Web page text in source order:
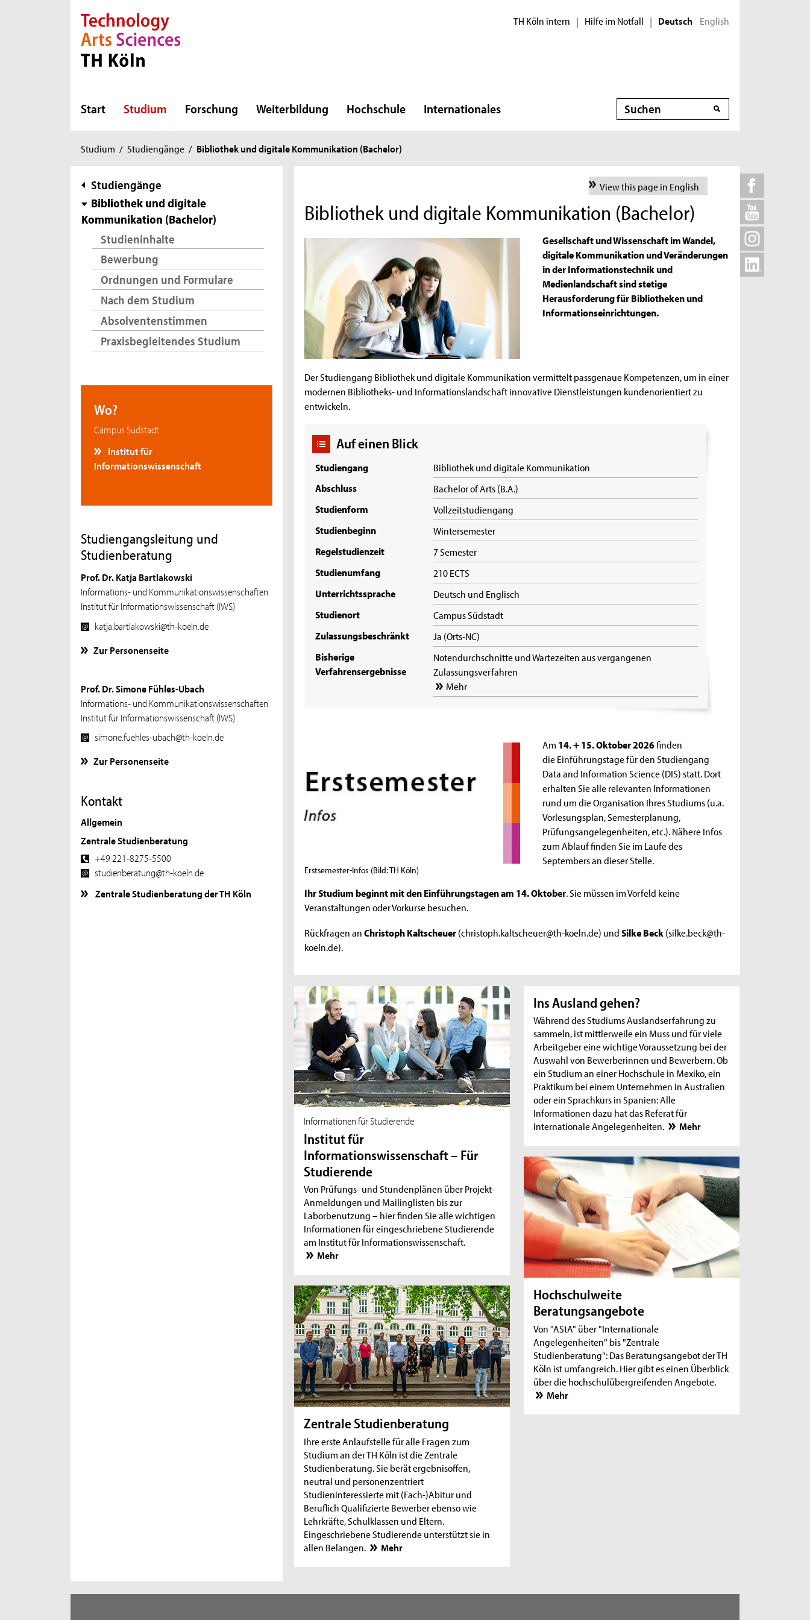
Direkt zur Hauptnavigation
Direkt zur Subnavigation
Direkt zum Inhalt
Direkt zum Fußbereich TH Köln intern | Hilfe im Notfall | Deutsch English
Start Studium Forschung Weiterbildung Hochschule Internationales Suche
Sie
hier:
Studium / Studiengänge / Bibliothek und digitale Kommunikation (Bachelor)
Subnavigation
Studiengänge
Bibliothek und digitale
Kommunikation (Bachelor)
Studieninhalte
Bewerbung
Ordnungen und Formulare
Nach dem Studium
Absolventenstimmen
Praxisbegleitendes Studium
Wo?
Campus Südstadt
Institut für
Informationswissenschaft
Studiengangsleitung und
Studienberatung
Prof. Dr. Katja Bartlakowski
Informations- und Kommunikationswissenschaften
Institut für Informationswissenschaft (IWS)
katja.bartlakowski@th-koeln.de
Zur Personenseite
Prof. Dr. Simone Fühles-Ubach
Informations- und Kommunikationswissenschaften
Institut für Informationswissenschaft (IWS)
simone.fuehles-ubach@th-koeln.de
Zur Personenseite
Kontakt
Allgemein
Zentrale Studienberatung
+49 221-8275-5500
studienberatung@th-koeln.de
Zentrale Studienberatung der TH Köln
View this page in English
Bibliothek und digitale Kommunikation (Bachelor)
Gesellschaft und Wissenschaft im Wandel,
digitale Kommunikation und Veränderungen
in der Informationstechnik und
Medienlandschaft sind stetige
Herausforderung für Bibliotheken und
Informationseinrichtungen.
Der Studiengang Bibliothek und digitale Kommunikation vermittelt passgenaue Kompetenzen, um in einer
modernen Bibliotheks- und Informationslandschaft innovative Dienstleistungen kundenorientiert zu
entwickeln.
Auf einen Blick
Studiengang
Bibliothek und digitale Kommunikation
Abschluss
Bachelor of Arts (B.A.)
Studienform
Vollzeitstudiengang
Studienbeginn
Wintersemester
Regelstudienzeit
7 Semester
Studienumfang
210 ECTS
Unterrichtssprache
Deutsch und Englisch
Studienort
Campus Südstadt
Zulassungsbeschränkt
Ja (Orts-NC)
Bisherige
Verfahrensergebnisse
Notendurchschnitte und Wartezeiten aus vergangenen
Zulassungsverfahren
Mehr
Erstsemester-Infos (Bild: TH Köln)
Am 14. + 15. Oktober 2026finden
die Einführungstage für den Studiengang
Data and Information Science (DIS) statt. Dort
erhalten Sie alle relevanten Informationen
rund um die Organisation Ihres Studiums (u.a.
Vorlesungsplan, Semesterplanung,
Prüfungsangelegenheiten, etc.). Nähere Infos
zum Ablauf finden Sie im Laufe des
Septembers an dieser Stelle.
Ihr Studium beginnt mit den Einführungstagen am 14. Oktober. Sie müssen im Vorfeld keine
Veranstaltungen oder Vorkurse besuchen.
Rückfragen anChristoph Kaltscheuer(christoph.kaltscheuer@th-koeln.de) undSilke Beck(silke.beck@th-
koeln.de).
Informationen für Studierende
Institut für
Informationswissenschaft – Für
Studierende
Von Prüfungs- und Stundenplänen über Projekt-
Anmeldungen und Mailinglisten bis zur
Laborbenutzung – hier finden Sie alle wichtigen
Informationen für eingeschriebene Studierende
am Institut für Informationswissenschaft.
Mehr
Ins Ausland gehen?
Während des Studiums Auslandserfahrung zu
sammeln, ist mittlerweile ein Muss und für viele
Arbeitgeber eine wichtige Voraussetzung bei der
Auswahl von Bewerberinnen und Bewerbern. Ob
ein Studium an einer Hochschule in Mexiko, ein
Praktikum bei einem Unternehmen in Australien
oder ein Sprachkurs in Spanien: Alle
Informationen dazu hat das Referat für
Internationale Angelegenheiten.
Mehr
Hochschulweite
Beratungsangebote
Von "AStA" über "Internationale
Angelegenheiten" bis "Zentrale
Studienberatung": Das Beratungsangebot der TH
Köln ist umfangreich. Hier gibt es einen Überblick
über die hochschulübergreifenden Angebote.
Mehr
Zentrale Studienberatung
Ihre erste Anlaufstelle für alle Fragen zum
Studium an der TH Köln ist die Zentrale
Studienberatung. Sie berät ergebnisoffen,
neutral und personenzentriert
Studieninteressierte mit (Fach-)Abitur und
Beruflich Qualifizierte Bewerber ebenso wie
Lehrkräfte, Schulklassen und Eltern.
Eingeschriebene Studierende unterstützt sie in
allen Belangen.
Mehr